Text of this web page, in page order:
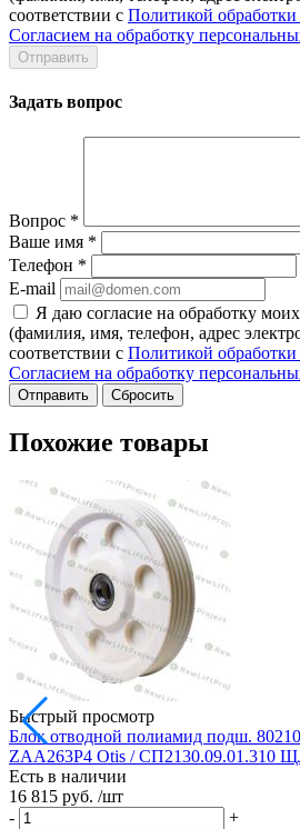
соответствии с Политикой
Согласием на обработку
Задать вопрос
Вопрос *
Ваше имя *
Телефон *
E-mail
Я даю согласие на обработку
(фамилия, имя, телефон, адрес
соответствии с Политикой
Согласием на обработку
Сбросить
Похожие товары
Быстрый просмотр
Блок отводной полиамид подш.
ZAA263P4 Otis / СП2130.09.01.310
Есть в наличии
16 815 руб. /шт
-
+